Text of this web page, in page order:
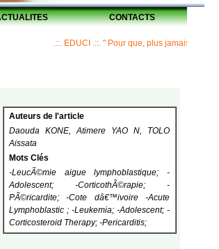
CONTACTS
.::. EDUCI .::. " Pour que, plus jamais, un
Auteurs de l'article
Daouda KONE, Atimere YAO N, TOLO
Aissata
Mots Clés
-LeucÃ©mie aigue lymphoblastique; -
Adolescent; -CorticothÃ©rapie; -
PÃ©ricardite; -Cote dâ€™ivoire -Acute
Lymphoblastic ; -Leukemia; -Adolescent; -
Corticosteroid Therapy; -Pericarditis;